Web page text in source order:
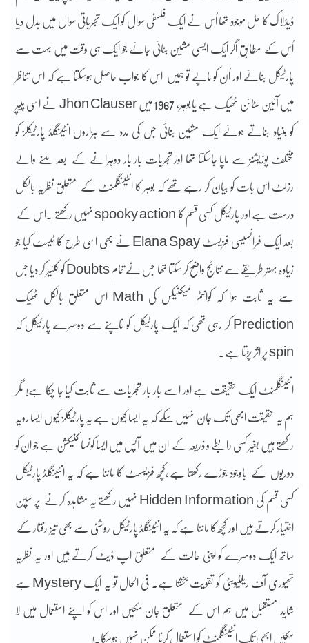
ڈیڈلاک کا حل موجود تھا اُس نے ایک فلسفی سوال کو ایک تجرباتی سوال میں بدل دیا
اُس کے مطابق اگر ایک ایسی مشین بنائی جائے جو ایک ہی وقت میں بہت سے
پارٹیکل بنائے اور اُن کو ماپے تو ہمیں اس کا جواب حاصل ہوسکتا ہے کہ اس تناظر
میں آئین سٹائن ٹھیک ہے یا بوہر، 1967 میں Jhon Clauser نے اسی پیپر
کو بنیاد بناتے ہوئے ایک مشین بنائی جس کی مدد سے ہزاروں انٹینگلڈ پارٹیکلز کو
مختلف پوزیشنز سے ماپا جاسکتا تھا اور تجربات بار بار دوہرانے کے بعد ملنے والے
رزلٹ اس بات کو بیان کر رہے تھے کہ بوہر کا انٹینگلمنٹ کے متعلق نظریہ بالکل
درست ہے اور پارٹیکل کسی قسم کا spooky action نہیں رکھتے ۔اس کے
بعد ایک فرانسیسی فزیسٹ Elana Spay نے بھی اسی طرح کا ٹیسٹ کیا جو
زیادہ بہتر طریقے سے نتائج واضح کر سکتا تھا جس نے تمام Doubts کو کلئیر کر دیا جس
سے یہ ثابت ہوا کہ کوانٹم میکنیکس کی Math اس متعلق بالکل ٹھیک
Prediction کر رہی تھی کہ ایک پارٹیکل کو ناپنے سے دوسرے پارٹیکل کہ
spin پر اثر پڑتا ہے۔
انٹینگلمنٹ ایک حقیقت ہے اور اسے بار بار تجربات سے ثابت کیا جا چُکا ہے! مگر
ہم یہ حقیقت ابھی تک جان نہیں سکے کہ یہ ایسا کیوں ہے یہ پارٹیکلز کیوں ایسا رویہ
رکھتے ہیں بغیر کسی رابطے و ذریعہ کے ان میں آپس میں ایسا کونسا کنیکشن ہے جو ان کو
دوریوں کے باوجود جوڑے رکھتا ہے ،کچھ فزیسسٹ کا ماننا ہے کہ یہ انٹینگلڈ پارٹیکل
کسی قسم کی Hidden Information نہیں رکھتے یہ مشاہدہ کرنے پر سپن
اختیار کرتے ہیں اور کچھ کا ماننا ہے کہ یہ انٹینگلڈ پارٹیکل روشنی سے بھی تیز رفتار کے
ساتھ ایک دوسرے کو اپنی حالت کے متعلق اپ ڈیٹ کرتے ہیں اور یہ نظریہ
تھیوری آف ریلٹیویٹی کو تقویت بخشتا ہے۔ فی الحال تو یہ ایک Mystery ہے
شاید مستقبل میں ہم اس کے متعلق جان سکیں اور اس کو اپنے استعمال میں لا
سکیں ابھی تک انٹینگلمنٹ کو استعمال کرنا ممکن نہیں ہوسکا.!